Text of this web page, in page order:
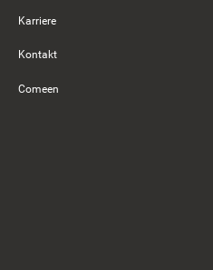
Karriere
Kontakt
Comeen